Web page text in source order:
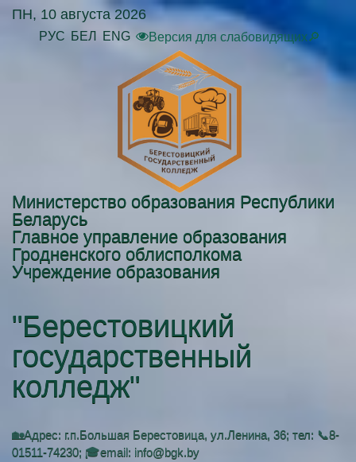
ПН, 10 августа 2026
РУС БЕЛ ENG Версия для слабовидящих🔎
Министерство образования Республики
Беларусь
Главное управление образования
Гродненского облисполкома
Учреждение образования
"Берестовицкий
государственный
колледж"
🏡Адрес: г.п.Большая Берестовица, ул.Ленина, 36; тел: 📞8-
01511-74230; 🎓email: info@bgk.by